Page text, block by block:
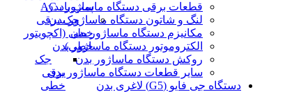
پمپ باد AC
جک برقی
خطی (اکچویتور
خطی)
جک
برقی
خطی
قطعات برقی دستگاه ماساژور بدن
لنگ و شاتون دستگاه ماساژور بدن
مکانیزم دستگاه ماساژور بدن
الکتروموتور دستگاه ماساژور بدن
روکش دستگاه ماساژور بدن
سایر قطعات دستگاه ماساژور بدن
دستگاه جی فایو (G5) لاغری بدن